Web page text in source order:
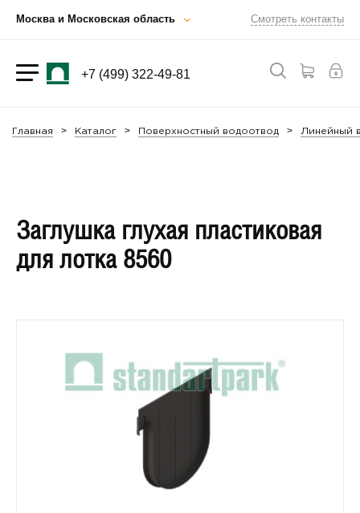
Москва и Московская область Смотреть контакты
+7 (499) 322-49-81
Главная Каталог Поверхностный водоотвод Линейный
Заглушка глухая пластиковая
для лотка 8560